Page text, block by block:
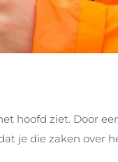
hoofd ziet. Door
je die zaken over